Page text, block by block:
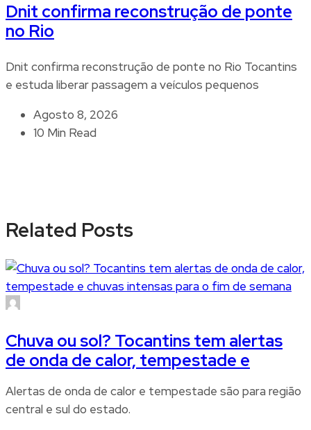
Dnit confirma reconstrução de ponte
no Rio
Dnit confirma reconstrução de ponte no Rio Tocantins
e estuda liberar passagem a veículos pequenos
Agosto 8, 2026
10 Min Read
Related Posts
Chuva ou sol? Tocantins tem alertas
de onda de calor, tempestade e
Alertas de onda de calor e tempestade são para região
central e sul do estado.